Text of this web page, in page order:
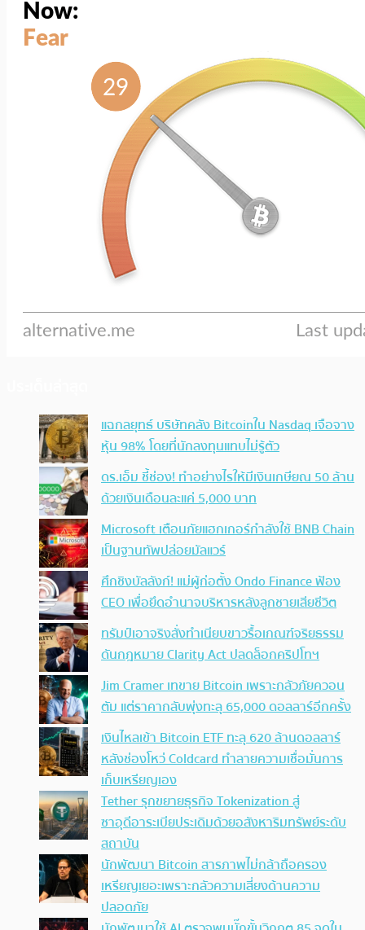
แฉกลยุทธ์ บริษัทคลัง Bitcoinใน Nasdaq เจือจาง
หุ้น 98% โดยที่นักลงทุนแทบไม่รู้ตัว
ดร.เอ็ม ชี้ช่อง! ทำอย่างไรให้มีเงินเกษียณ 50 ล้าน
ด้วยเงินเดือนละแค่ 5,000 บาท
Microsoft เตือนภัยแฮกเกอร์กำลังใช้ BNB Chain
เป็นฐานทัพปล่อยมัลแวร์
ศึกชิงบัลลังก์! แม่ผู้ก่อตั้ง Ondo Finance ฟ้อง
CEO เพื่อยึดอำนาจบริหารหลังลูกชายเสียชีวิต
ทรัมป์เอาจริง สั่งทำเนียบขาวรื้อเกณฑ์จริยธรรม
ดันกฎหมาย Clarity Act ปลดล็อกคริปโทฯ
Jim Cramer เทขาย Bitcoin เพราะกลัวภัยควอน
ตัม แต่ราคากลับพุ่งทะลุ 65,000 ดอลลาร์อีกครั้ง
เงินไหลเข้า Bitcoin ETF ทะลุ 620 ล้านดอลลาร์
หลังช่องโหว่ Coldcard ทำลายความเชื่อมั่นการ
เก็บเหรียญเอง
Tether รุกขยายธุรกิจ Tokenization สู่
ซาอุดีอาระเบียประเดิมด้วยอสังหาริมทรัพย์ระดับ
สถาบัน
นักพัฒนา Bitcoin สารภาพไม่กล้าถือครอง
เหรียญเยอะเพราะกลัวความเสี่ยงด้านความ
ปลอดภัย